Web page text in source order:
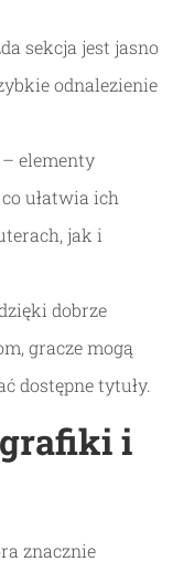
sekcja jest jasno
odnalezienie
elementy
ułatwia ich
jak i
dobrze
gracze mogą
dostępne tytuły.
i
znacznie